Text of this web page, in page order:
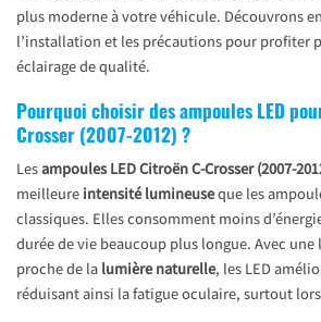
la
page
du
plus moderne à votre véhicule. Découvrons
l’installation et les précautions pour profiter
éclairage de qualité.
Pourquoi choisir des ampoules LED
Crosser (2007-2012) ?
Lesampoules LED Citroën C-Crosser (2007-
meilleure intensité lumineuseque les
classiques. Elles consomment moins
durée de vie beaucoup plus longue. Avec
proche de la lumière naturelle, les LED
réduisant ainsi la fatigue oculaire, surtout